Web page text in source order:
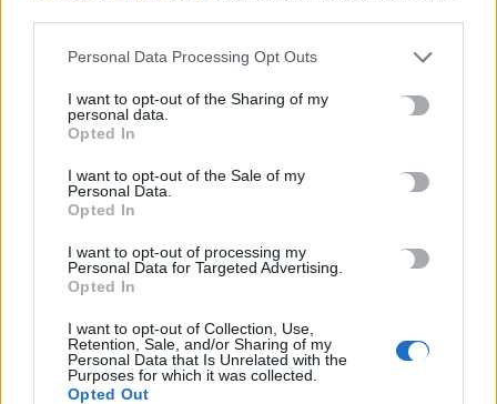
Personal Data Processing Opt Outs
I want to opt-out of the Sharing of my
personal data.
Opted In
I want to opt-out of the Sale of my
Personal Data.
Opted In
I want to opt-out of processing my
Personal Data for Targeted Advertising.
Opted In
I want to opt-out of Collection, Use,
Retention, Sale, and/or Sharing of my
Personal Data that Is Unrelated with the
Purposes for which it was collected.
Opted Out
Ηράκλειο: Δύο συλλήψεις για ναρκωτικά – Βρήκαν σχεδόν
μισό κιλό κάνναβης σε σπίτι
9 Αυγούστου, 2026
Χανιά: 17χρονη κατήγγειλε ότι ο πρώην της την κλείδωσε σε
9 Αυγούστου, 2026
Ποιες είναι οι ομάδες «Πίτμπουλ» και «Μπουλντόγκ» του
«Εντικ» -Χτυπούσαν με αγριότητα τα θύματά τους
9 Αυγούστου, 2026